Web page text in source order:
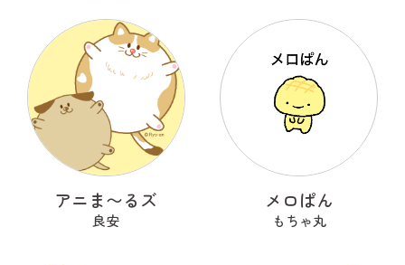
アニま〜るズ
良安
メロぱん
もちゃ丸